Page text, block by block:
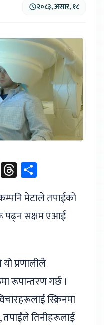
२०८३, असार, १८
Messenger
Threads
मेटाले तपाईंको
पढ्न सक्षम एआई
यो प्रणालीले
रूपान्तरण गर्छ ।
स्क्रिनमा
तपाईंले तिनीहरूलाई